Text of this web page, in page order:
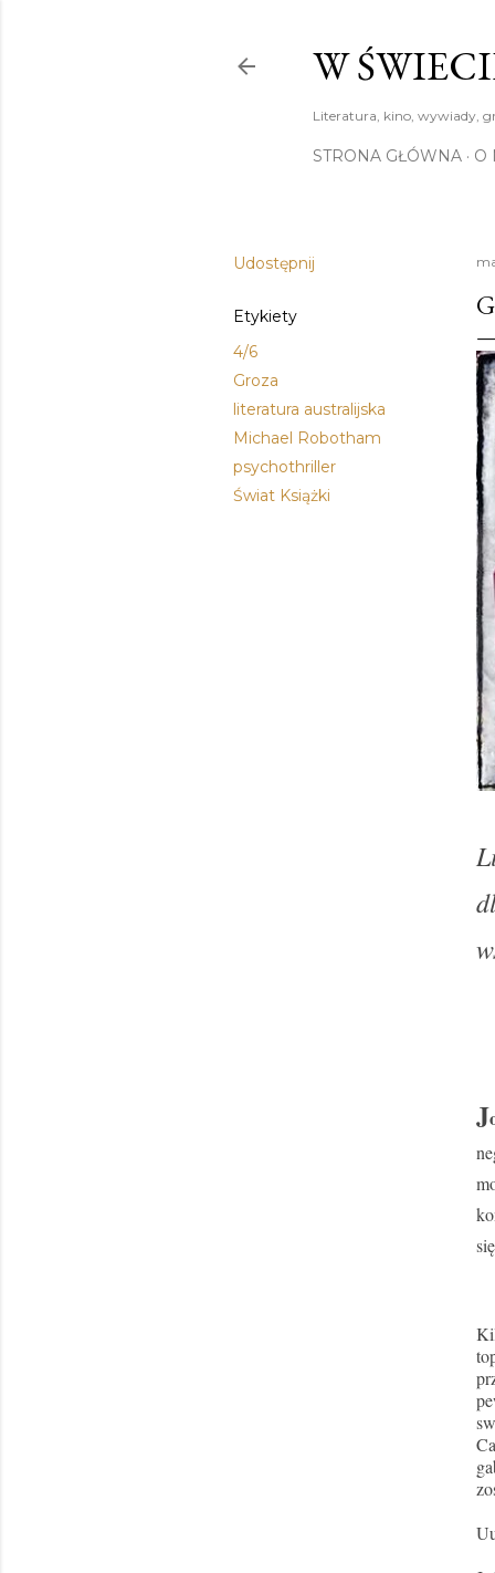
W
Literatura, kino, wywiady,
STRONA GŁÓWNA O
Udostępnij
Etykiety
4/6
Groza
literatura australijska
Michael Robotham
psychothriller
Świat Książki
J